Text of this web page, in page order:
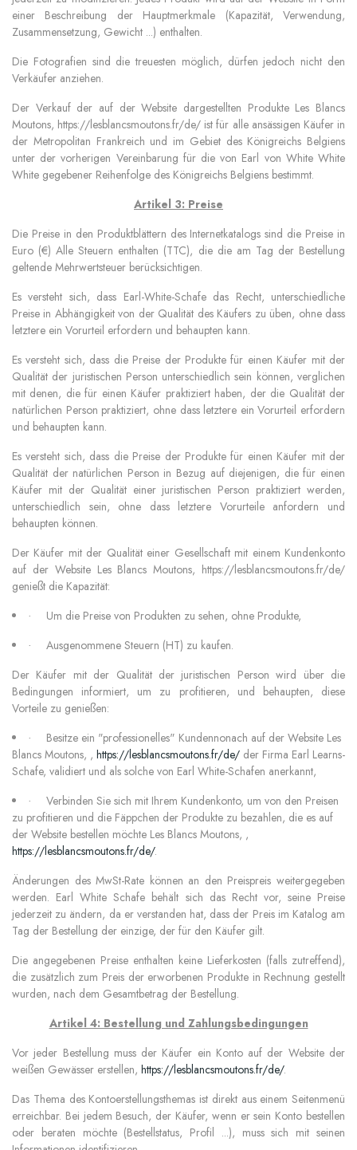
einer Beschreibung der Hauptmerkmale (Kapazität, Verwendung,
Zusammensetzung, Gewicht ...) enthalten.
Die Fotografien sind die treuesten möglich, dürfen jedoch nicht den
Verkäufer anziehen.
Der Verkauf der auf der Website dargestellten Produkte Les Blancs
Moutons, https://lesblancsmoutons.fr/de/ ist für alle ansässigen Käufer in
der Metropolitan Frankreich und im Gebiet des Königreichs Belgiens
unter der vorherigen Vereinbarung für die von Earl von White White
White gegebener Reihenfolge des Königreichs Belgiens bestimmt.
Artikel 3: Preise
Die Preise in den Produktblättern des Internetkatalogs sind die Preise in
Euro (€) Alle Steuern enthalten (TTC), die die am Tag der Bestellung
geltende Mehrwertsteuer berücksichtigen.
Es versteht sich, dass Earl-White-Schafe das Recht, unterschiedliche
Preise in Abhängigkeit von der Qualität des Käufers zu üben, ohne dass
letztere ein Vorurteil erfordern und behaupten kann.
Es versteht sich, dass die Preise der Produkte für einen Käufer mit der
Qualität der juristischen Person unterschiedlich sein können, verglichen
mit denen, die für einen Käufer praktiziert haben, der die Qualität der
natürlichen Person praktiziert, ohne dass letztere ein Vorurteil erfordern
und behaupten kann.
Es versteht sich, dass die Preise der Produkte für einen Käufer mit der
Qualität der natürlichen Person in Bezug auf diejenigen, die für einen
Käufer mit der Qualität einer juristischen Person praktiziert werden,
unterschiedlich sein, ohne dass letztere Vorurteile anfordern und
behaupten können.
Der Käufer mit der Qualität einer Gesellschaft mit einem Kundenkonto
auf der Website Les Blancs Moutons, https://lesblancsmoutons.fr/de/
genießt die Kapazität:
· Um die Preise von Produkten zu sehen, ohne Produkte,
·
Ausgenommene Steuern (HT) zu kaufen.
Der Käufer mit der Qualität der juristischen Person wird über die
Bedingungen informiert, um zu profitieren, und behaupten, diese
Vorteile zu genießen:
·
Besitze ein "professionelles" Kundennonach auf der Website Les
Blancs Moutons, , https://lesblancsmoutons.fr/de/ der Firma Earl Learns-
Schafe, validiert und als solche von Earl White-Schafen anerkannt,
·
Verbinden Sie sich mit Ihrem Kundenkonto, um von den Preisen
zu profitieren und die Fäppchen der Produkte zu bezahlen, die es auf
der Website bestellen möchte Les Blancs Moutons, ,
https://lesblancsmoutons.fr/de/.
Änderungen des MwSt-Rate können an den Preispreis weitergegeben
werden. Earl White Schafe behält sich das Recht vor, seine Preise
jederzeit zu ändern, da er verstanden hat, dass der Preis im Katalog am
Tag der Bestellung der einzige, der für den Käufer gilt.
Die angegebenen Preise enthalten keine Lieferkosten (falls zutreffend),
die zusätzlich zum Preis der erworbenen Produkte in Rechnung gestellt
wurden, nach dem Gesamtbetrag der Bestellung.
Artikel 4: Bestellung und Zahlungsbedingungen
Vor jeder Bestellung muss der Käufer ein Konto auf der Website der
weißen Gewässer erstellen, https://lesblancsmoutons.fr/de/.
Das Thema des Kontoerstellungsthemas ist direkt aus einem Seitenmenü
erreichbar. Bei jedem Besuch, der Käufer, wenn er sein Konto bestellen
oder beraten möchte (Bestellstatus, Profil ...), muss sich mit seinen